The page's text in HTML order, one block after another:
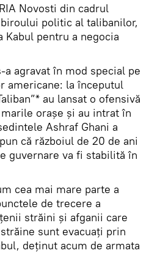
Novosti din cadrul
politic al talibanilor,
Kabul pentru a negocia
agravat în mod special pe
americane: la începutul
au lansat o ofensivă
orașe și au intrat în
Ashraf Ghani a
că războiul de 20 de ani
guvernare va fi stabilită în
cea mai mare parte a
de trecere a
străini și afganii care
sunt evacuați prin
deținut acum de armata